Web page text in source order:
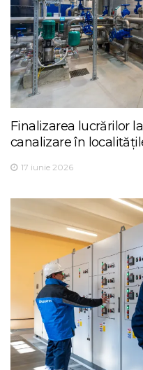
Finalizarea lucrărilor
canalizare în
17 iunie 2026